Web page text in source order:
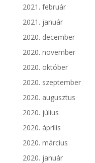
2021. február
2021. január
2020. december
2020. november
2020. október
2020. szeptember
2020. augusztus
2020. július
2020. április
2020. március
2020. január